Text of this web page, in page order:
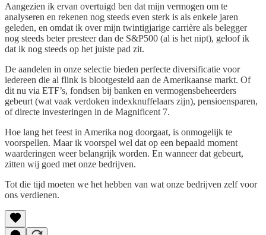
Aangezien ik ervan overtuigd ben dat mijn vermogen om te
analyseren en rekenen nog steeds even sterk is als enkele jaren
geleden, en omdat ik over mijn twintigjarige carrière als belegger
nog steeds beter presteer dan de S&P500 (al is het nipt), geloof ik
dat ik nog steeds op het juiste pad zit.
De aandelen in onze selectie bieden perfecte diversificatie voor
iedereen die al flink is blootgesteld aan de Amerikaanse markt. Of
dit nu via ETF’s, fondsen bij banken en vermogensbeheerders
gebeurt (wat vaak verdoken indexknuffelaars zijn), pensioensparen,
of directe investeringen in de Magnificent 7.
Hoe lang het feest in Amerika nog doorgaat, is onmogelijk te
voorspellen. Maar ik voorspel wel dat op een bepaald moment
waarderingen weer belangrijk worden. En wanneer dat gebeurt,
zitten wij goed met onze bedrijven.
Tot die tijd moeten we het hebben van wat onze bedrijven zelf voor
ons verdienen.